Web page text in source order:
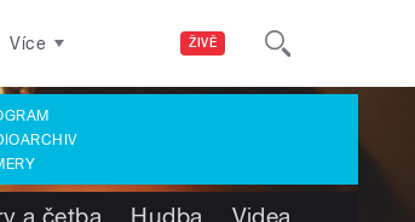
ŽIVĚ
Více
a četba Hudba Videa